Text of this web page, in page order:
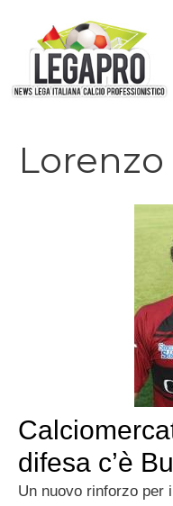
contenuto
difesa c’è
Un nuovo rinforzo per